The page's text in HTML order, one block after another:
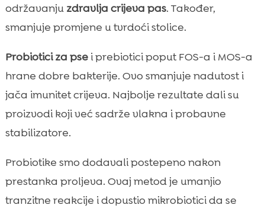
održavanju zdravlja crijeva pas. Također,
smanjuje promjene u tvrdoći stolice.
Probiotici za psei prebiotici poput FOS-a i MOS-a
hrane dobre bakterije. Ovo smanjuje nadutost i
jača imunitet crijeva. Najbolje rezultate dali su
proizvodi koji već sadrže vlakna i probavne
stabilizatore.
Probiotike smo dodavali postepeno nakon
prestanka proljeva. Ovaj metod je umanjio
tranzitne reakcije i dopustio mikrobiotici da se